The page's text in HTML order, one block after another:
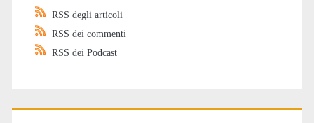
RSS degli articoli
RSS dei commenti
RSS dei Podcast